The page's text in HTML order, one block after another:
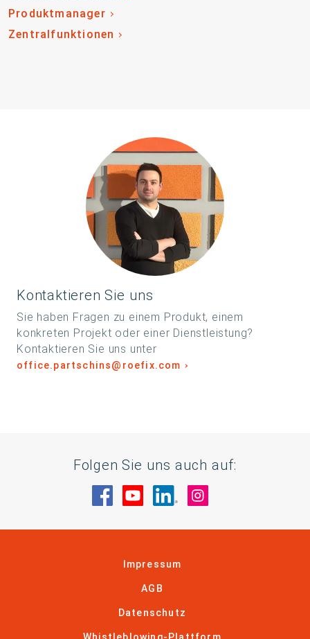
Produktmanager
Zentralfunktionen
Kontaktieren Sie uns
Sie haben Fragen zu einem Produkt, einem
konkreten Projekt oder einer Dienstleistung?
Kontaktieren Sie uns unter
office.partschins@roefix.com
Folgen Sie uns auch auf:
Besuche uns auf Facebook
Besuche uns auf YouTube
Besuche uns auf
Impressum
AGB
Datenschutz